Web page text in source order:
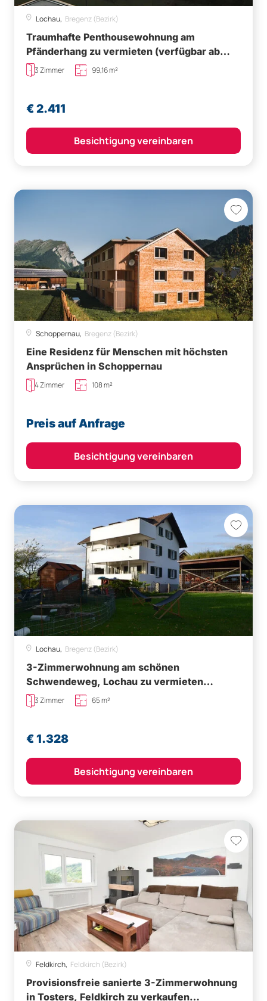
Lochau, Bregenz (Bezirk)
Traumhafte Penthousewohnung am
Pfänderhang zu vermieten (verfügbar ab
1.November 2026)
3 Zimmer 99,16 m²
€ 2.411
Besichtigung vereinbaren
Schoppernau, Bregenz (Bezirk)
Eine Residenz für Menschen mit höchsten
Ansprüchen in Schoppernau
4 Zimmer 108 m²
Preis auf Anfrage
Besichtigung vereinbaren
Lochau, Bregenz (Bezirk)
3-Zimmerwohnung am schönen
Schwendeweg, Lochau zu vermieten
(verfügbar ab 01.08.2026)
3 Zimmer 65 m²
€ 1.328
Besichtigung vereinbaren
Feldkirch, Feldkirch (Bezirk)
Provisionsfreie sanierte 3-Zimmerwohnung
in Tosters, Feldkirch zu verkaufen